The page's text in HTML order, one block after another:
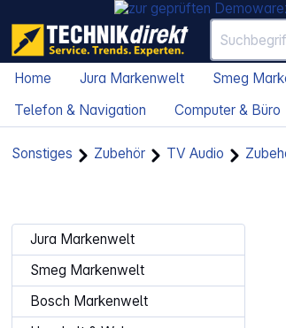
Home Jura Markenwelt Smeg
Telefon & Navigation
Computer & Büro
Sonstiges Zubehör TV Audio
Jura Markenwelt
Smeg Markenwelt
Bosch Markenwelt